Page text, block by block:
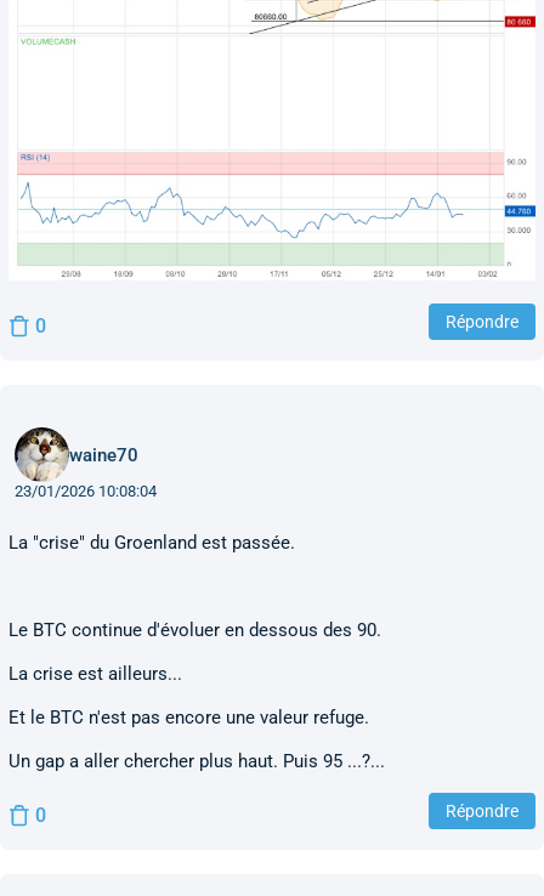
0 Répondre
waine70
23/01/2026 10:08:04
La "crise" du Groenland est passée.
Le BTC continue d'évoluer en dessous des 90.
La crise est ailleurs...
Et le BTC n'est pas encore une valeur refuge.
Un gap a aller chercher plus haut. Puis 95 ...?...
0 Répondre